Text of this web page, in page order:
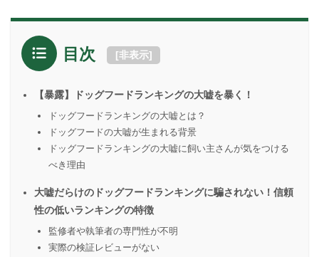
目次 [非表示]
【暴露】ドッグフードランキングの大嘘を暴く！
ドッグフードランキングの大嘘とは？
ドッグフードの大嘘が生まれる背景
ドッグフードランキングの大嘘に飼い主さんが気をつける
べき理由
大嘘だらけのドッグフードランキングに騙されない！信頼
性の低いランキングの特徴
監修者や執筆者の専門性が不明
実際の検証レビューがない